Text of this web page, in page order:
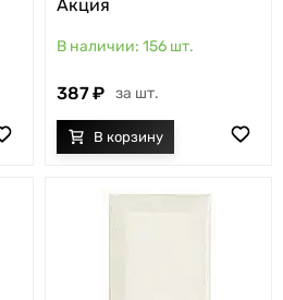
Акция
156 шт.
387 шт.